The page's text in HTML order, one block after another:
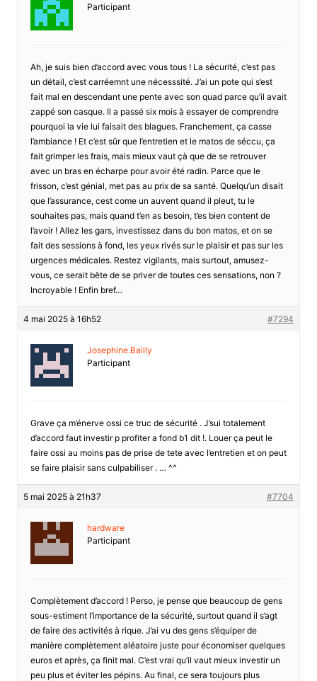
Participant
Ah, je suis bien d’accord avec vous tous ! La sécurité, c’est pas
un détail, c’est carréemnt une nécesssité. J’ai un pote qui s’est
fait mal en descendant une pente avec son quad parce qu’il avait
zappé son casque. Il a passé six mois à essayer de comprendre
pourquoi la vie lui faisait des blagues. Franchement, ça casse
l’ambiance ! Et c’est sûr que l’entretien et le matos de séccu, ça
fait grimper les frais, mais mieux vaut çà que de se retrouver
avec un bras en écharpe pour avoir été radin. Parce que le
frisson, c’est génial, met pas au prix de sa santé. Quelqu’un disait
que l’assurance, cest come un auvent quand il pleut, tu le
souhaites pas, mais quand t’en as besoin, t’es bien content de
l’avoir ! Allez les gars, investissez dans du bon matos, et on se
fait des sessions à fond, les yeux rivés sur le plaisir et pas sur les
urgences médicales. Restez vigilants, mais surtout, amusez-
vous, ce serait bête de se priver de toutes ces sensations, non ?
Incroyable ! Enfin bref…
4 mai 2025 à 16h52 #7294
Josephine.Bailly
Participant
Grave ça m’énerve ossi ce truc de sécurité . J’sui totalement
d’accord faut investir p profiter a fond b1 dit !. Louer ça peut le
faire ossi au moins pas de prise de tete avec l’entretien et on peut
se faire plaisir sans culpabiliser . … ^^
5 mai 2025 à 21h37 #7704
hardware
Participant
Complètement d’accord ! Perso, je pense que beaucoup de gens
sous-estiment l’importance de la sécurité, surtout quand il s’agt
de faire des activités à rique. J’ai vu des gens s’équiper de
manière complètement aléatoire juste pour économiser quelques
euros et après, ça finit mal. C’est vrai qu’il vaut mieux investir un
peu plus et éviter les pépins. Au final, ce sera toujours plus